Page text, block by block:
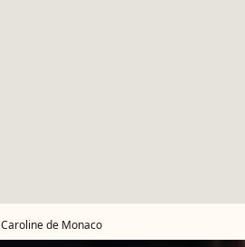
Caroline de Monaco